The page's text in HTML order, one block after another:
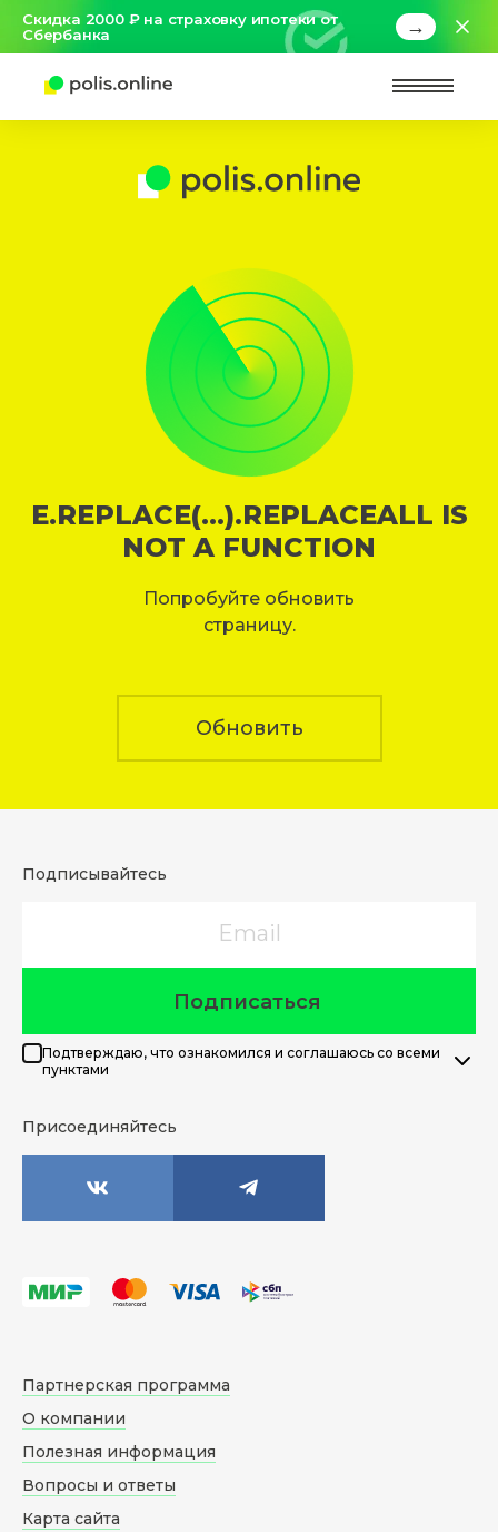
Скидка 2000 ₽ на страховку ипотеки от
Сбербанка
→
E.REPLACE(...).REPLACEALL IS
NOT A FUNCTION
Попробуйте обновить
страницу.
Обновить
Подписывайтесь
Подписаться
Подтверждаю, что ознакомился и соглашаюсь со всеми
пунктами
Присоединяйтесь
Партнерская программа
О компании
Полезная информация
Вопросы и ответы
Карта сайта